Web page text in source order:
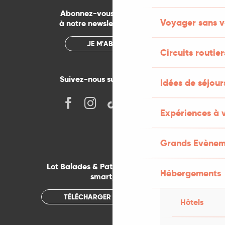
Voyager sans
Circuits
Idées de
Expériences à
Grands
Hébergements
Hôtels
Abonnez-vous gratuitement
à notre newsletter mensuelle
JE M'ABONNE
Suivez-nous sur les réseaux !
Lot Balades & Patrimoines sur votre
smartphone
TÉLÉCHARGER L'APPLICATION